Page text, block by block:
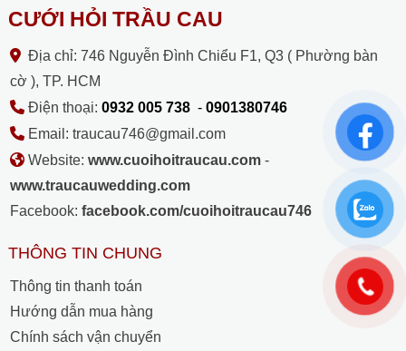
CƯỚI HỎI TRẦU CAU
Địa chỉ: 746 Nguyễn Đình Chiểu F1, Q3 ( Phường bàn
cờ ), TP. HCM
Điện thoại: 0932 005 738- 0901380746
Email: traucau746@gmail.com
Website: www.cuoihoitraucau.com -
www.traucauwedding.com
Facebook: facebook.com/cuoihoitraucau746
THÔNG TIN CHUNG
Thông tin thanh toán
Hướng dẫn mua hàng
Chính sách vận chuyển